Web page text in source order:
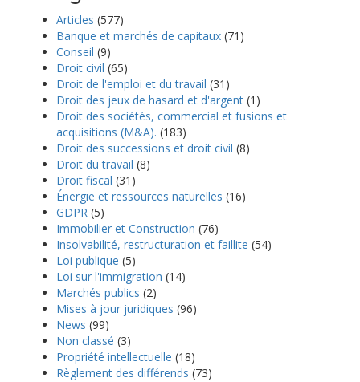
Articles (577)
Banque et marchés de capitaux (71)
Conseil (9)
Droit civil (65)
Droit de l'emploi et du travail (31)
Droit des jeux de hasard et d'argent (1)
Droit des sociétés, commercial et fusions et
acquisitions (M&A). (183)
Droit des successions et droit civil (8)
Droit du travail (8)
Droit fiscal (31)
Énergie et ressources naturelles (16)
GDPR (5)
Immobilier et Construction (76)
Insolvabilité, restructuration et faillite (54)
Loi publique (5)
Loi sur l'immigration (14)
Marchés publics (2)
Mises à jour juridiques (96)
News (99)
Non classé (3)
Propriété intellectuelle (18)
Règlement des différends (73)